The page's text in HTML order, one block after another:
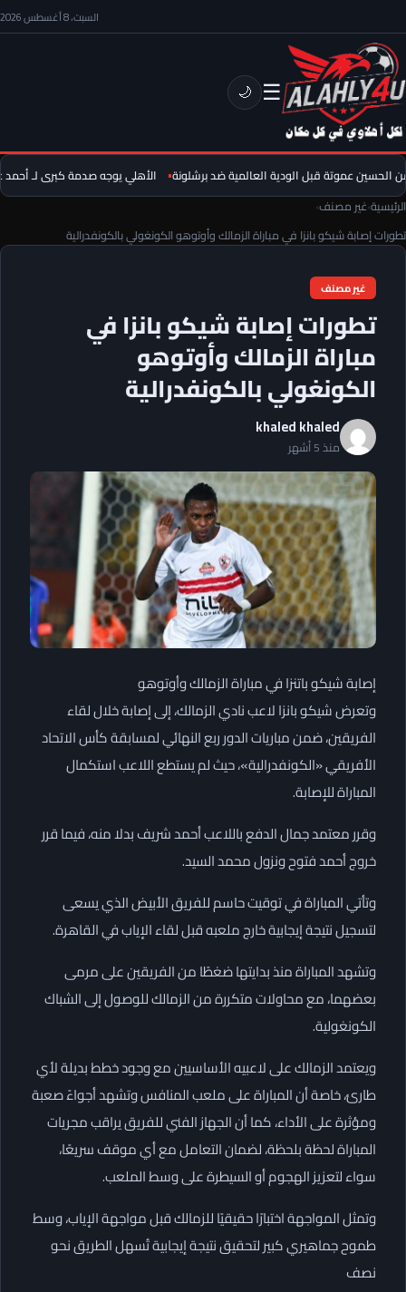
السبت، 8 أغسطس 2026
☰
🌙
عموتة قبل الودية العالمية ضد برشلونة
الأهلي يوجه صدمة كبرى لـ أحمد عبد
الرئيسية›غير مصنف›
تطورات إصابة شيكو بانزا في مباراة الزمالك وأوتوهو الكونغولي بالكونفدرالية
غير مصنف
تطورات إصابة شيكو بانزا في
مباراة الزمالك وأوتوهو
الكونغولي بالكونفدرالية
khaled khaled
منذ 5 أشهر
إصابة شيكو باتنزا في مباراة الزمالك وأوتوهو
وتعرض شيكو بانزا لاعب نادي الزمالك، إلى إصابة خلال لقاء
الفريقين، ضمن مباريات الدور ربع النهائي لمسابقة كأس الاتحاد
الأفريقي «الكونفدرالية»، حيث لم يستطع اللاعب استكمال
المباراة للإصابة.
وقرر معتمد جمال الدفع باللاعب أحمد شريف بدلا منه، فيما قرر
خروج أحمد فتوح ونزول محمد السيد.
وتأتي المباراة في توقيت حاسم للفريق الأبيض الذي يسعى
لتسجيل نتيجة إيجابية خارج ملعبه قبل لقاء الإياب في القاهرة.
وتشهد المباراة منذ بدايتها ضغطًا من الفريقين على مرمى
بعضهما، مع محاولات متكررة من الزمالك للوصول إلى الشباك
الكونغولية.
ويعتمد الزمالك على لاعبيه الأساسيين مع وجود خطط بديلة لأي
طارئ، خاصة أن المباراة على ملعب المنافس وتشهد أجواءً صعبة
ومؤثرة على الأداء، كما أن الجهاز الفني للفريق يراقب مجريات
المباراة لحظة بلحظة، لضمان التعامل مع أي موقف سريعًا،
سواء لتعزيز الهجوم أو السيطرة على وسط الملعب.
وتمثل المواجهة اختبارًا حقيقيًا للزمالك قبل مواجهة الإياب، وسط
طموح جماهيري كبير لتحقيق نتيجة إيجابية تُسهل الطريق نحو
نصف